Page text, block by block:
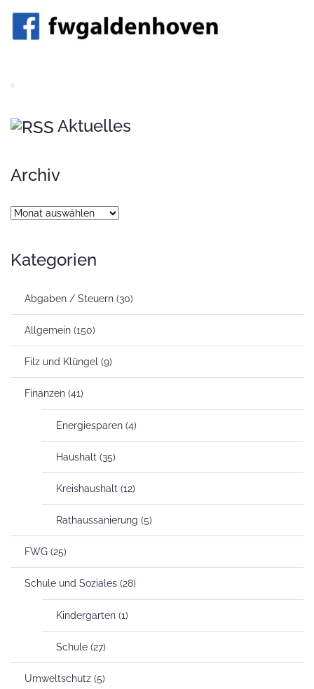
Aktuelles
Archiv
Archiv
Kategorien
Abgaben / Steuern (30)
Allgemein (150)
Filz und Klüngel (9)
Finanzen (41)
Energiesparen (4)
Haushalt (35)
Kreishaushalt (12)
Rathaussanierung (5)
FWG (25)
Schule und Soziales (28)
Kindergarten (1)
Schule (27)
Umweltschutz (5)